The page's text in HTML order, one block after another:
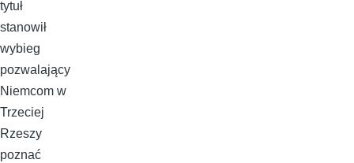
tytuł
stanowił
wybieg
pozwalający
Niemcom w
Trzeciej
Rzeszy
poznać